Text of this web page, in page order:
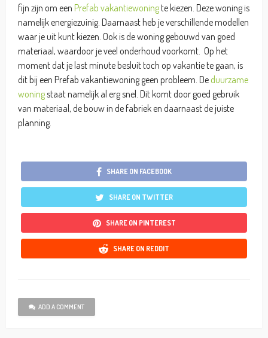
fijn zijn om een Prefab vakantiewoningte kiezen. Deze woning is
namelijk energiezuinig. Daarnaast heb je verschillende modellen
waar je uit kunt kiezen. Ook is de woning gebouwd van goed
materiaal, waardoor je veel onderhoud voorkomt. Op het
moment dat je last minute besluit toch op vakantie te gaan, is
dit bij een Prefab vakantiewoning geen probleem. De duurzame
woningstaat namelijk al erg snel. Dit komt door goed gebruik
van materiaal, de bouw in de fabriek en daarnaast de juiste
planning.
SHARE ON FACEBOOK
SHARE ON TWITTER
SHARE ON PINTEREST
SHARE ON REDDIT
ADD A COMMENT